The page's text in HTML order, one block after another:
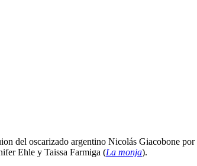
del oscarizado argentino Nicolás Giacobone por
Ehle y Taissa Farmiga (La monja).